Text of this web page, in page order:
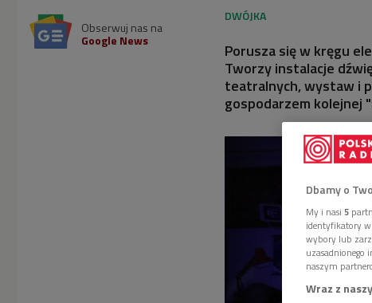
Obserwuj nas na
Google News
Porusza się w kręgu
Tworzy instalacje
teatralnych, wystaw i
gospodarzem kolejnej
Dbamy o
My i nasi 5
identyfikatory
wybory lub
uzasadnionego
naszym
Wraz z